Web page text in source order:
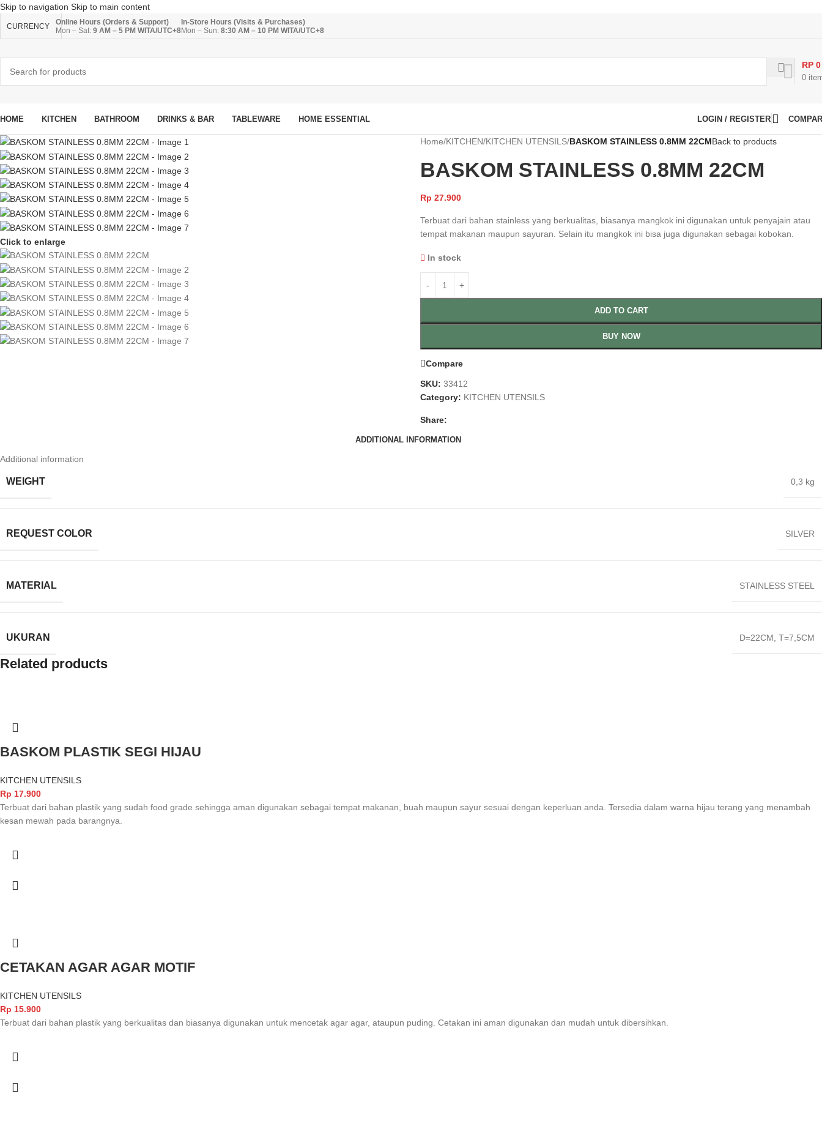
Skip to navigation Skip to main content
CURRENCY
Online Hours (Orders & Support)
Mon – Sat: 9 AM – 5 PM WITA/UTC+8
In-Store Hours (Visits & Purchases)
Mon – Sun: 8:30 AM – 10 PM WITA/UTC+8
0
RP 0
HOME KITCHEN BATHROOM DRINKS & BAR TABLEWARE HOME ESSENTIAL LOGIN / REGISTER
Click to enlarge
Home/KITCHEN/KITCHEN UTENSILS/BASKOM STAINLESS 0.8MM 22CMBack to products
BASKOM STAINLESS 0.8MM 22CM
Rp 27.900
Terbuat dari bahan stainless yang berkualitas, biasanya mangkok ini digunakan untuk penyajain atau
tempat makanan maupun sayuran. Selain itu mangkok ini bisa juga digunakan sebagai kobokan.
In stock
ADD TO CART
BUY NOW
Compare
SKU: 33412
Category: KITCHEN UTENSILS
Share:
ADDITIONAL INFORMATION
Additional information
WEIGHT 0,3 kg
REQUEST COLOR SILVER
MATERIAL STAINLESS STEEL
UKURAN D=22CM, T=7,5CM
Related products
BASKOM PLASTIK SEGI HIJAU
KITCHEN UTENSILS
Rp 17.900
Terbuat dari bahan plastik yang sudah food grade sehingga aman digunakan sebagai tempat makanan, buah maupun sayur sesuai dengan keperluan anda. Tersedia dalam warna hijau terang yang menambah
kesan mewah pada barangnya.
CETAKAN AGAR AGAR MOTIF
KITCHEN UTENSILS
Rp 15.900
Terbuat dari bahan plastik yang berkualitas dan biasanya digunakan untuk mencetak agar agar, ataupun puding. Cetakan ini aman digunakan dan mudah untuk dibersihkan.